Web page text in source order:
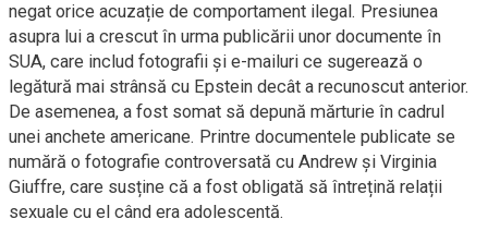
negat orice acuzație de comportament ilegal. Presiunea
asupra lui a crescut în urma publicării unor documente în
SUA, care includ fotografii și e-mailuri ce sugerează o
legătură mai strânsă cu Epstein decât a recunoscut anterior.
De asemenea, a fost somat să depună mărturie în cadrul
unei anchete americane. Printre documentele publicate se
numără o fotografie controversată cu Andrew și Virginia
Giuffre, care susține că a fost obligată să întrețină relații
sexuale cu el când era adolescentă.